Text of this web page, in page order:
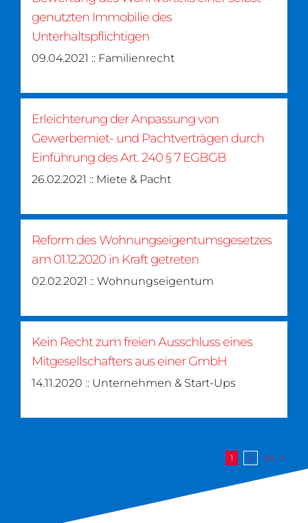
genutzten Immobilie des
Unterhaltspflichtigen
09.04.2021 :: Familienrecht
Erleichterung der Anpassung von
Gewerbemiet- und Pachtverträgen durch
Einführung des Art. 240 § 7 EGBGB
26.02.2021 :: Miete & Pacht
Reform des Wohnungseigentumsgesetzes
am 01.12.2020 in Kraft getreten
02.02.2021 :: Wohnungseigentum
Kein Recht zum freien Ausschluss eines
Mitgesellschafters aus einer GmbH
14.11.2020 :: Unternehmen & Start-Ups
1 2 Vor